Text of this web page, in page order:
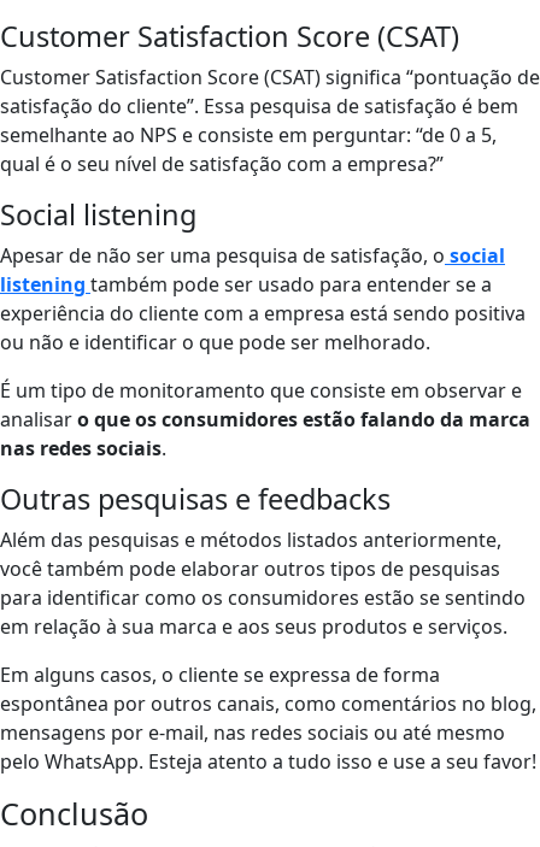
Customer Satisfaction Score (CSAT)
Customer Satisfaction Score (CSAT) significa “pontuação de
satisfação do cliente”. Essa pesquisa de satisfação é bem
semelhante ao NPS e consiste em perguntar: “de 0 a 5,
qual é o seu nível de satisfação com a empresa?”
Social listening
Apesar de não ser uma pesquisa de satisfação, o social
listening também pode ser usado para entender se a
experiência do cliente com a empresa está sendo positiva
ou não e identificar o que pode ser melhorado.
É um tipo de monitoramento que consiste em observar e
analisaro que os consumidores estão falando da marca
nas redes sociais.
Outras pesquisas e feedbacks
Além das pesquisas e métodos listados anteriormente,
você também pode elaborar outros tipos de pesquisas
para identificar como os consumidores estão se sentindo
em relação à sua marca e aos seus produtos e serviços.
Em alguns casos, o cliente se expressa de forma
espontânea por outros canais, como comentários no blog,
mensagens por e-mail, nas redes sociais ou até mesmo
pelo WhatsApp. Esteja atento a tudo isso e use a seu favor!
Conclusão